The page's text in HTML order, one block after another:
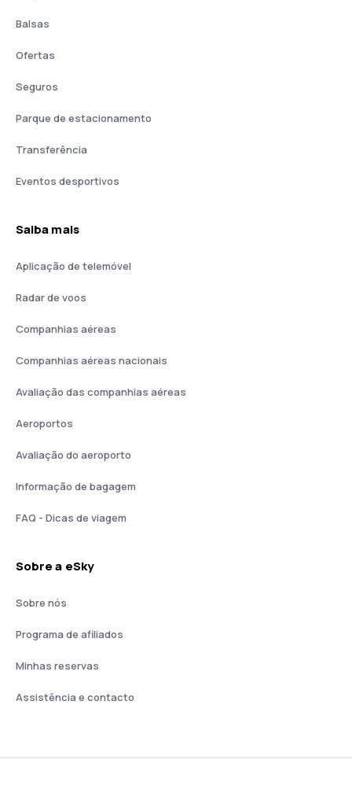
Balsas
Ofertas
Seguros
Parque de estacionamento
Transferência
Eventos desportivos
Saiba mais
Aplicação de telemóvel
Radar de voos
Companhias aéreas
Companhias aéreas nacionais
Avaliação das companhias aéreas
Aeroportos
Avaliação do aeroporto
Informação de bagagem
FAQ - Dicas de viagem
Sobre a eSky
Sobre nós
Programa de afiliados
Minhas reservas
Assistência e contacto